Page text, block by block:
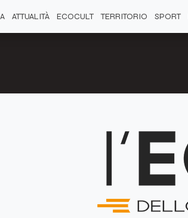
ATTUALITÀ ECOCULT TERRITORIO SPORT